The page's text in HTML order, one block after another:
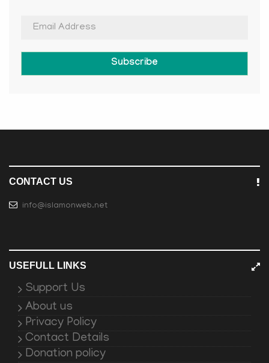
Subscribe
CONTACT US
info@islamonweb.net
USEFULL LINKS
Support Us
About us
Privacy Policy
Contact Details
Donation policy